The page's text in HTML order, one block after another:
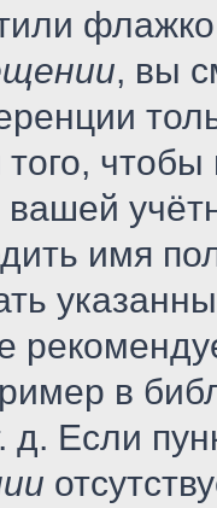
, вы
чтобы
вашей
имя
в
д. Если